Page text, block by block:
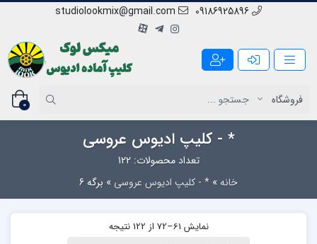
09186925896
studiolookmix@gmail.com
0
* - کلیپ ادیوس عروسی
تعداد محصولات: 122
خانه» * - کلیپ ادیوس عروسی » برگه 6
نمایش 61–72 از 122 نتیجه